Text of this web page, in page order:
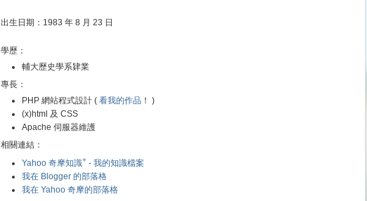
出生日期：1983 年 8 月 23 日
學歷：
輔大歷史學系肄業
專長：
PHP 網站程式設計 ( 看我的作品 ！ )
(x)html 及 CSS
Apache 伺服器維護
相關連結：
Yahoo 奇摩知識+ - 我的知識檔案
我在 Blogger 的部落格
我在 Yahoo 奇摩的部落格